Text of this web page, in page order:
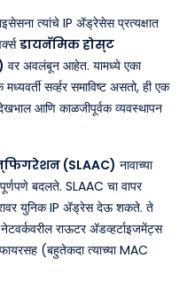
त्यांचे IP ॲड्रेसेस प्रत्यक्षात
डायनॅमिक होस्ट
वर अवलंबून आहेत. यामध्ये एका
सर्व्हर समाविष्ट असतो, ही एक
आणि काळजीपूर्वक व्यवस्थापन
(SLAAC) नावाच्या
बदलते. SLAAC चा वापर
युनिक IP ॲड्रेस देऊ शकते. ते
राऊटर ॲडव्हर्टाइजमेंट्स
(बहुतेकदा त्याच्या MAC